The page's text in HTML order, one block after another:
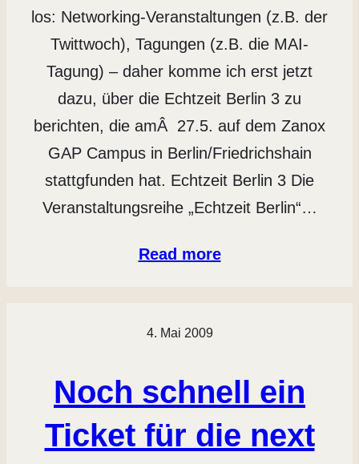
los: Networking-Veranstaltungen (z.B. der
Twittwoch), Tagungen (z.B. die MAI-
Tagung) – daher komme ich erst jetzt
dazu, über die Echtzeit Berlin 3 zu
berichten, die amÂ 27.5. auf dem Zanox
GAP Campus in Berlin/Friedrichshain
stattgfunden hat. Echtzeit Berlin 3 Die
Veranstaltungsreihe „Echtzeit Berlin“…
Read more
4. Mai 2009
Noch schnell ein
Ticket für die next